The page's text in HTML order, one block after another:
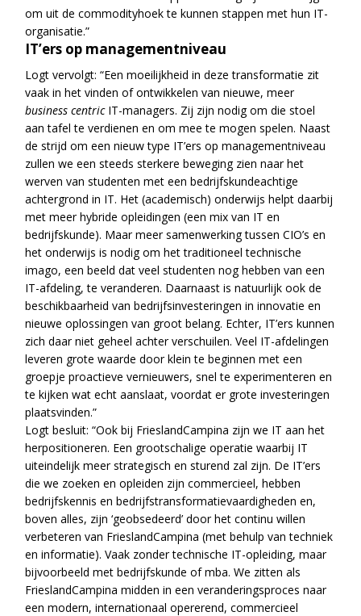
om uit de commodityhoek te kunnen stappen met hun IT-
organisatie.”
IT’ers op managementniveau
Logt vervolgt: “Een moeilijkheid in deze transformatie zit
vaak in het vinden of ontwikkelen van nieuwe, meer
business centricIT-managers. Zij zijn nodig om die stoel
aan tafel te verdienen en om mee te mogen spelen. Naast
de strijd om een nieuw type IT’ers op managementniveau
zullen we een steeds sterkere beweging zien naar het
werven van studenten met een bedrijfskundeachtige
achtergrond in IT. Het (academisch) onderwijs helpt daarbij
met meer hybride opleidingen (een mix van IT en
bedrijfskunde). Maar meer samenwerking tussen CIO’s en
het onderwijs is nodig om het traditioneel technische
imago, een beeld dat veel studenten nog hebben van een
IT-afdeling, te veranderen. Daarnaast is natuurlijk ook de
beschikbaarheid van bedrijfsinvesteringen in innovatie en
nieuwe oplossingen van groot belang. Echter, IT’ers kunnen
zich daar niet geheel achter verschuilen. Veel IT-afdelingen
leveren grote waarde door klein te beginnen met een
groepje proactieve vernieuwers, snel te experimenteren en
te kijken wat echt aanslaat, voordat er grote investeringen
plaatsvinden.”
Logt besluit: “Ook bij FrieslandCampina zijn we IT aan het
herpositioneren. Een grootschalige operatie waarbij IT
uiteindelijk meer strategisch en sturend zal zijn. De IT’ers
die we zoeken en opleiden zijn commercieel, hebben
bedrijfskennis en bedrijfstransformatievaardigheden en,
boven alles, zijn ‘geobsedeerd’ door het continu willen
verbeteren van FrieslandCampina (met behulp van techniek
en informatie). Vaak zonder technische IT-opleiding, maar
bijvoorbeeld met bedrijfskunde of mba. We zitten als
FrieslandCampina midden in een veranderingsproces naar
een modern, internationaal opererend, commercieel